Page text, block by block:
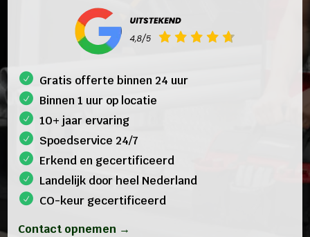
Gratis offerte binnen 24 uur
Binnen 1 uur op locatie
10+ jaar ervaring
Spoedservice 24/7
Erkend en gecertificeerd
Landelijk door heel Nederland
CO-keur gecertificeerd
Contact opnemen →